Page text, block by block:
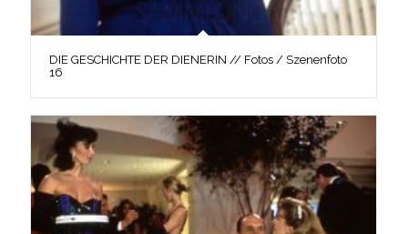
DIE GESCHICHTE DER DIENERIN // Fotos / Szenenfoto
16